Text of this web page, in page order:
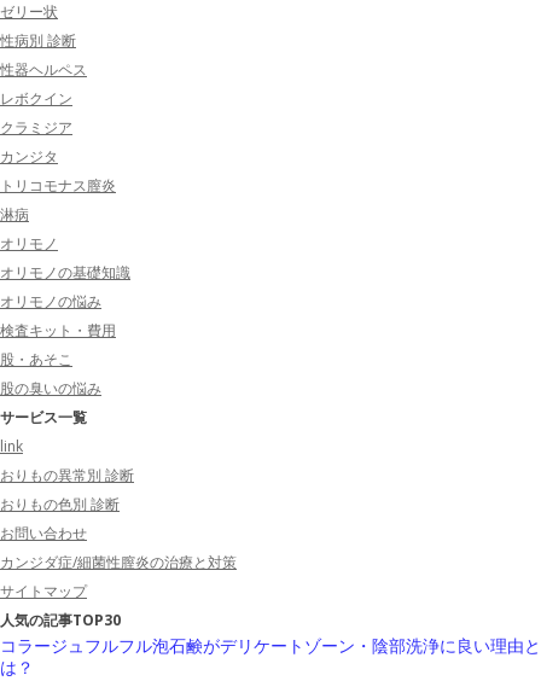
ゼリー状
性病別 診断
性器ヘルペス
レボクイン
クラミジア
カンジタ
トリコモナス膣炎
淋病
オリモノ
オリモノの基礎知識
オリモノの悩み
検査キット・費用
股・あそこ
股の臭いの悩み
サービス一覧
link
おりもの異常別 診断
おりもの色別 診断
お問い合わせ
カンジダ症/細菌性膣炎の治療と対策
サイトマップ
人気の記事TOP30
コラージュフルフル泡石鹸がデリケートゾーン・陰部洗浄に良い理由と
は？